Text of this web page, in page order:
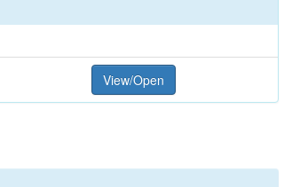
View/Open